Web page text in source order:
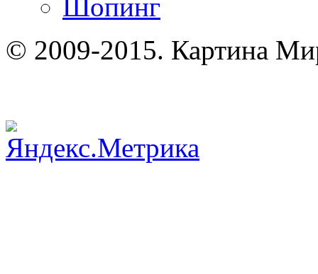
Шопинг
© 2009-2015. Картина